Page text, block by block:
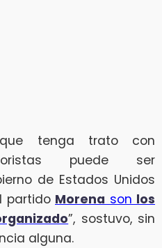
que tenga trato con
puede ser
de Estados Unidos
partido Morena son los
”, sostuvo, sin
alguna.